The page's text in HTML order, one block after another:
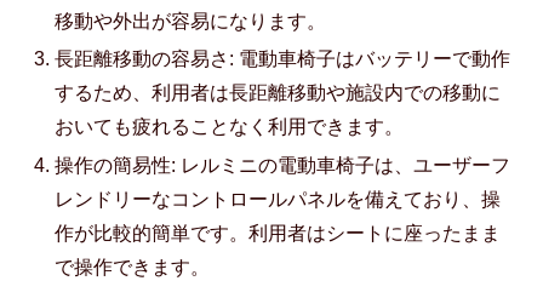
移動や外出が容易になります。
長距離移動の容易さ: 電動車椅子はバッテリーで動作
するため、利用者は長距離移動や施設内での移動に
おいても疲れることなく利用できます。
操作の簡易性: レルミニの電動車椅子は、ユーザーフ
レンドリーなコントロールパネルを備えており、操
作が比較的簡単です。利用者はシートに座ったまま
で操作できます。